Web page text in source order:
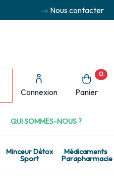
Nous contacter
Connexion Panier
0
QUI SOMMES-NOUS ?
Minceur Détox
Sport
Médicaments
Parapharmacie